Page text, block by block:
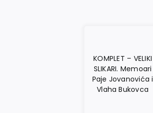
KOMPLET – VELIKI
SLIKARI. Memoari
Paje Jovanovića i
Vlaha Bukovca